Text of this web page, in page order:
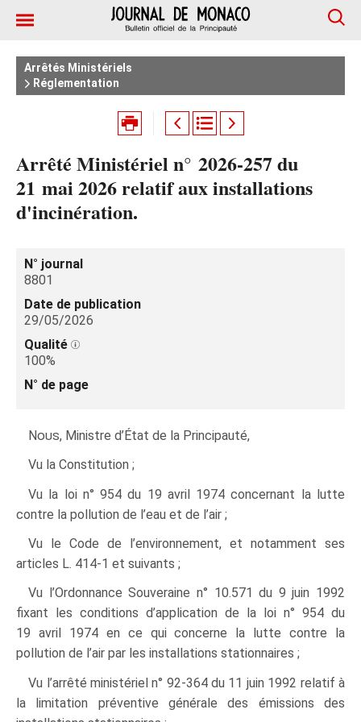
Arrêtés Ministériels
Réglementation
Arrêté Ministériel n° 2026-257 du
21 mai 2026 relatif aux installations
d'incinération.
N° journal
8801
Date de publication
29/05/2026
Qualité
100%
N° de page
Nous, Ministre d’État de la Principauté,
Vu la Constitution ;
Vu la loi n° 954 du 19 avril 1974 concernant la lutte
contre la pollution de l’eau et de l’air ;
Vu le Code de l’environnement, et notamment ses
articles L. 414‑1 et suivants ;
Vu l’Ordonnance Souveraine n° 10.571 du 9 juin 1992
fixant les conditions d’application de la loi n° 954 du
19 avril 1974 en ce qui concerne la lutte contre la
pollution de l’air par les installations stationnaires ;
Vu l’arrêté ministériel n° 92‑364 du 11 juin 1992 relatif à
la limitation préventive générale des émissions des